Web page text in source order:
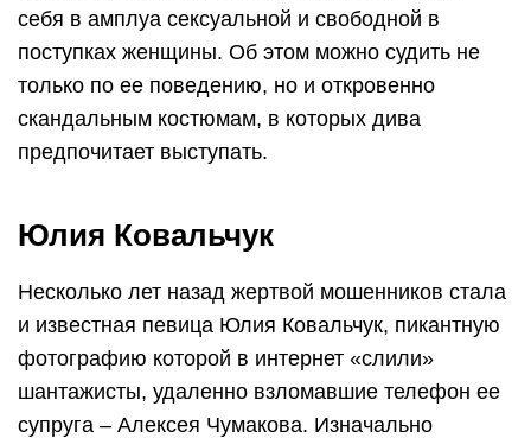
себя в амплуа сексуальной и свободной в
поступках женщины. Об этом можно судить не
только по ее поведению, но и откровенно
скандальным костюмам, в которых дива
предпочитает выступать.
Юлия Ковальчук
Несколько лет назад жертвой мошенников стала
и известная певица Юлия Ковальчук, пикантную
фотографию которой в интернет «слили»
шантажисты, удаленно взломавшие телефон ее
супруга – Алексея Чумакова. Изначально